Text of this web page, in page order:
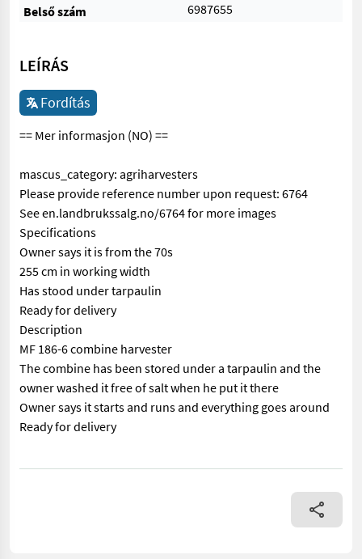
Belső szám
6987655
LEÍRÁS
Fordítás
== Mer informasjon (NO) ==
mascus_category: agriharvesters
Please provide reference number upon request: 6764
See en.landbrukssalg.no/6764 for more images
Specifications
Owner says it is from the 70s
255 cm in working width
Has stood under tarpaulin
Ready for delivery
Description
MF 186-6 combine harvester
The combine has been stored under a tarpaulin and the
owner washed it free of salt when he put it there
Owner says it starts and runs and everything goes around
Ready for delivery
== Mer informasjon (NO) == mascus_category: